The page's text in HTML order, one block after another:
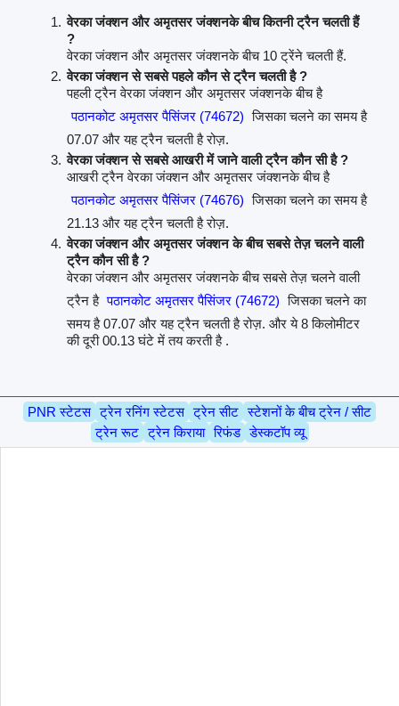
वेरका जंक्शन और अमृतसर जंक्शनके बीच कितनी ट्रैन चलती हैं
?
वेरका जंक्शन और अमृतसर जंक्शनके बीच 10 ट्रेंने चलती हैं.
वेरका जंक्शन से सबसे पहले कौन से ट्रैन चलती है ?
पहली ट्रैन वेरका जंक्शन और अमृतसर जंक्शनके बीच है
पठानकोट अमृतसर पैसिंजर (74672) जिसका चलने का समय है
07.07 और यह ट्रैन चलती है रोज़.
वेरका जंक्शन से सबसे आखरी में जाने वाली ट्रैन कौन सी है ?
आखरी ट्रैन वेरका जंक्शन और अमृतसर जंक्शनके बीच है
पठानकोट अमृतसर पैसिंजर (74676) जिसका चलने का समय है
21.13 और यह ट्रैन चलती है रोज़.
वेरका जंक्शन और अमृतसर जंक्शन के बीच सबसे तेज़ चलने वाली
ट्रैन कौन सी है ?
वेरका जंक्शन और अमृतसर जंक्शनके बीच सबसे तेज़ चलने वाली
ट्रैन है पठानकोट अमृतसर पैसिंजर (74672) जिसका चलने का
समय है 07.07 और यह ट्रैन चलती है रोज़. और ये 8 किलोमीटर
की दूरी 00.13 घंटे में तय करती है .
PNR स्टेटस ट्रेन रनिंग स्टेटस ट्रेन सीट स्टेशनों के बीच ट्रेन / सीट
ट्रेन रूट ट्रेन किराया रिफंड डेस्कटॉप व्यू